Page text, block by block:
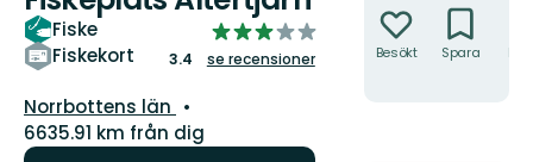
Fiske
Fiskekort
3.414360508601346
av
3.4 se recensioner
Län:
Norrbottens län
6635.91 km från dig
Besökt Spara